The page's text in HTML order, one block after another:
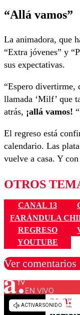
“Allá vamos”
La animadora, que
“Extra jóvenes” y
sus expectativas.
“Espero divertirme,
llamada ‘Milf’ que
atrás, ¡allá vamos!
El regreso está
calendario. Las
vuelve a casa. Y
OTROS
CANAL 13
FARÁNDULA
REGRESO
YOUTUBE
Ver comentarios
Los
EN VIVO